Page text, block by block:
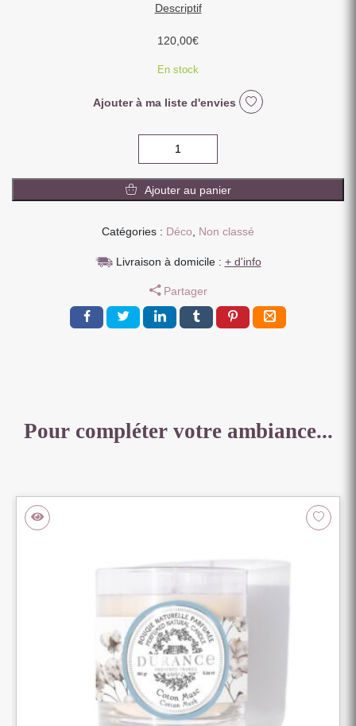
Descriptif
120,00€
En stock
Ajouter à ma liste d'envies
CADEAU
EUROS
Ajouter au panier
Catégories : Déco, Non classé
Livraison à domicile : + d'info
Partager
Pour compléter votre ambiance...